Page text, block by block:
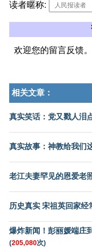
读者暱称:
欢迎您的留言反馈。
相关文章：
真实笑话：党又戳人泪
真实故事：神教给我们
老江夫妻罕见的恩爱老
历史真实 宋祖英回家经
爆炸新闻！彭丽媛端庄
(205,080次)